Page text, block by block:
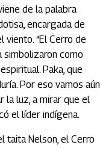
de la palabra
encargada de
viento. “El Cerro de
simbolizaron como
Paka, que
Por eso vamos aún
la luz, a mirar que el
el líder indígena.
taita Nelson, el Cerro